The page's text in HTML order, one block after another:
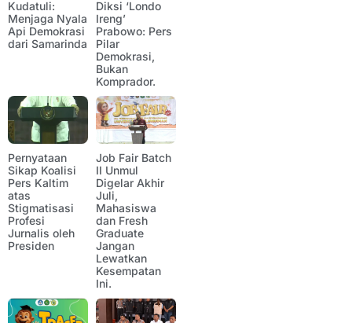
Kudatuli:
Menjaga Nyala
Api Demokrasi
dari Samarinda
Diksi ‘Londo
Ireng’
Prabowo: Pers
Pilar
Demokrasi,
Bukan
Komprador.
Pernyataan
Sikap Koalisi
Pers Kaltim
atas
Stigmatisasi
Profesi
Jurnalis oleh
Presiden
Job Fair Batch
II Unmul
Digelar Akhir
Juli,
Mahasiswa
dan Fresh
Graduate
Jangan
Lewatkan
Kesempatan
Ini.